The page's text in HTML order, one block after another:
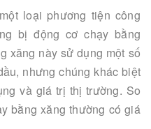
loại phương tiện công
bị động cơ chạy bằng
xăng này sử dụng một số
nhưng chúng khác biệt
và giá trị thị trường. So
bằng xăng thường có giá